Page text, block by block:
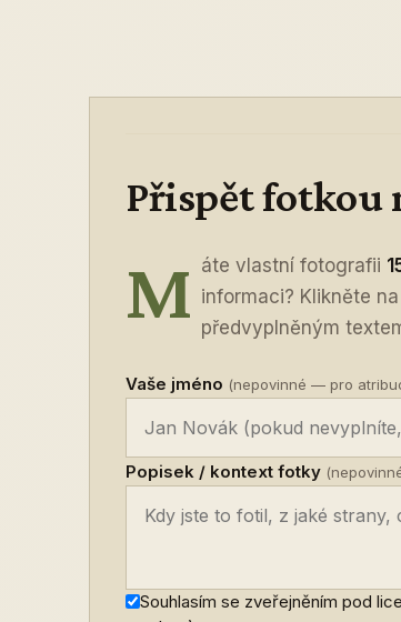
Přispět fotkou
M áte vlastní fotografii
informaci? Klikněte
předvyplněným
Vaše jméno (nepovinné — pro
Popisek / kontext fotky
Souhlasím se zveřejněním pod